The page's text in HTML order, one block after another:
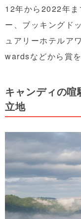
12年から2022年
ー、ブッキングド
ュアリーホテルア
wardsなどから賞
キャンディの
立地